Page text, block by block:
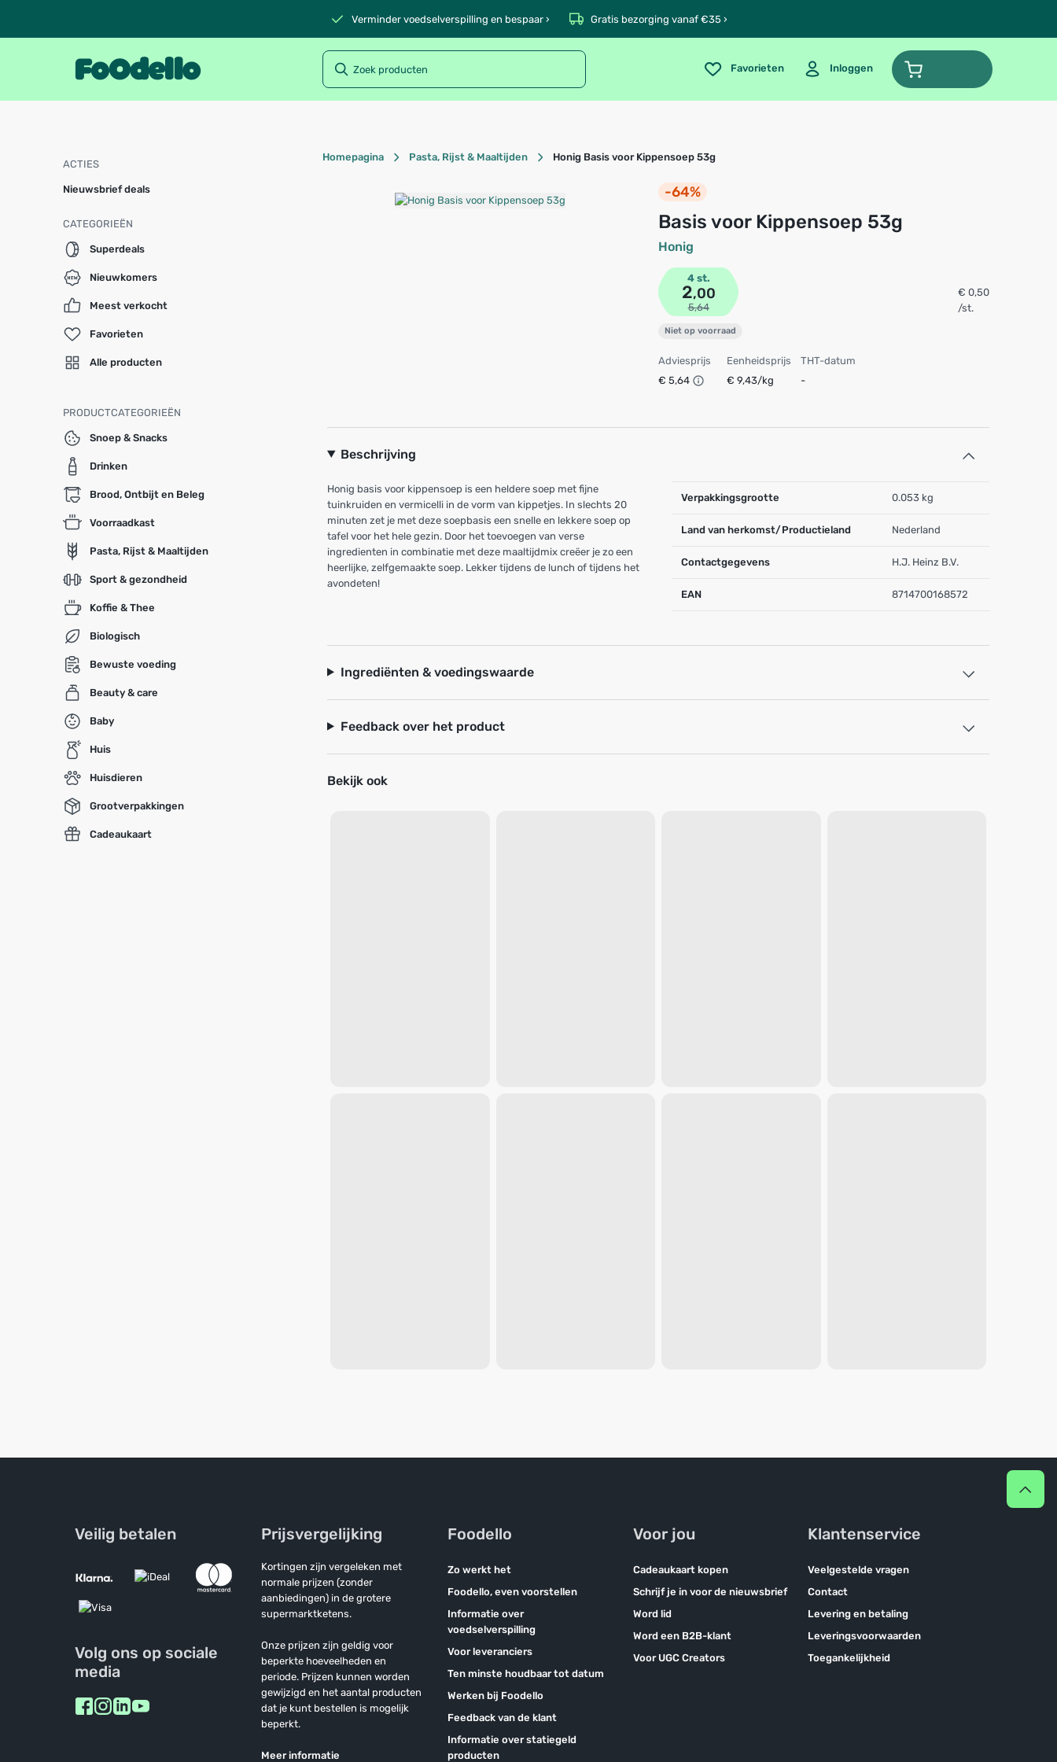
Verminder voedselverspilling en bespaar › Gratis bezorging vanaf €35 ›
Favorieten Inloggen
ACTIES
Nieuwsbrief deals
CATEGORIEËN
Superdeals
Nieuwkomers
Meest verkocht
Favorieten
Alle producten
PRODUCTCATEGORIEËN
Snoep & Snacks
Drinken
Brood, Ontbijt en Beleg
Voorraadkast
Pasta, Rijst & Maaltijden
Sport & gezondheid
Koffie & Thee
Biologisch
Bewuste voeding
Beauty & care
Baby
Huis
Huisdieren
Grootverpakkingen
Cadeaukaart
Homepagina Pasta, Rijst & Maaltijden Honig Basis voor Kippensoep 53g
-64%
Basis voor Kippensoep 53g
Honig
4 st.
2,00
5,64
€ 0,50
/st.
Niet op voorraad
Adviesprijs
€ 5,64
Eenheidsprijs
€ 9,43/kg
THT-datum
-
Beschrijving
Honig basis voor kippensoep is een heldere soep met fijne
tuinkruiden en vermicelli in de vorm van kippetjes. In slechts 20
minuten zet je met deze soepbasis een snelle en lekkere soep op
tafel voor het hele gezin. Door het toevoegen van verse
ingredienten in combinatie met deze maaltijdmix creëer je zo een
heerlijke, zelfgemaakte soep. Lekker tijdens de lunch of tijdens het
avondeten!
Verpakkingsgrootte 0.053 kg
Land van herkomst/Productieland Nederland
Contactgegevens H.J. Heinz B.V.
EAN 8714700168572
Ingrediënten & voedingswaarde
Feedback over het product
Bekijk ook
Veilig betalen
Volg ons op sociale
media
Prijsvergelijking
Kortingen zijn vergeleken met
normale prijzen (zonder
aanbiedingen) in de grotere
supermarktketens.
Onze prijzen zijn geldig voor
beperkte hoeveelheden en
periode. Prijzen kunnen worden
gewijzigd en het aantal producten
dat je kunt bestellen is mogelijk
beperkt.
Meer informatie
Foodello
Zo werkt het
Foodello, even voorstellen
Informatie over
voedselverspilling
Voor leveranciers
Ten minste houdbaar tot datum
Werken bij Foodello
Feedback van de klant
Informatie over statiegeld
producten
Voor jou
Cadeaukaart kopen
Schrijf je in voor de nieuwsbrief
Word lid
Word een B2B-klant
Voor UGC Creators
Klantenservice
Veelgestelde vragen
Contact
Levering en betaling
Leveringsvoorwaarden
Toegankelijkheid